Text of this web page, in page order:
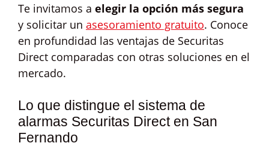
Te invitamos a elegir la opción más segura
y solicitar un asesoramiento gratuito. Conoce
en profundidad las ventajas de Securitas
Direct comparadas con otras soluciones en el
mercado.
Lo que distingue el sistema de
alarmas Securitas Direct en San
Fernando